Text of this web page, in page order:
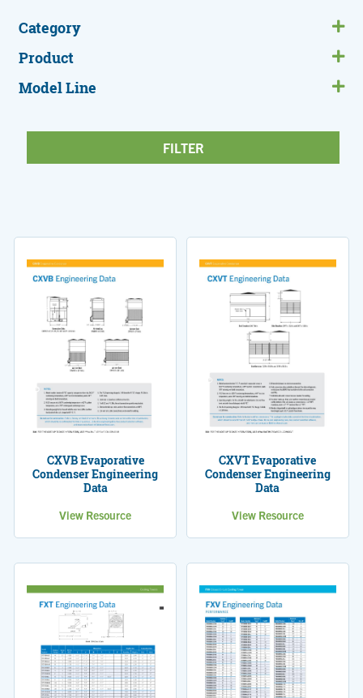
Category
Product
Model Line
CXVB Evaporative
Condenser Engineering
Data
View Resource
CXVT Evaporative
Condenser Engineering
Data
View Resource